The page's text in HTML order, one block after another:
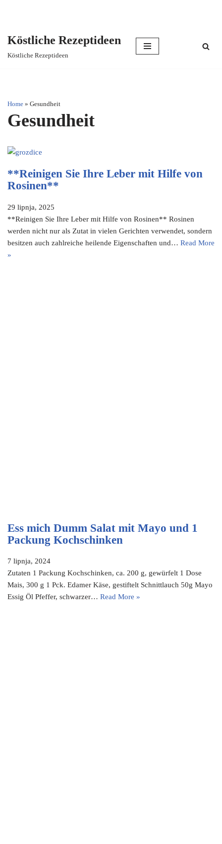
Köstliche Rezeptideen
Köstliche Rezeptideen
Home » Gesundheit
Gesundheit
**Reinigen Sie Ihre Leber mit Hilfe von
Rosinen**
29 lipnja, 2025
**Reinigen Sie Ihre Leber mit Hilfe von Rosinen** Rosinen
werden nicht nur als Zutat in vielen Gerichten verwendet, sondern
besitzen auch zahlreiche heilende Eigenschaften und… Read More
»
Ess mich Dumm Salat mit Mayo und 1
Packung Kochschinken
7 lipnja, 2024
Zutaten 1 Packung Kochschinken, ca. 200 g, gewürfelt 1 Dose
Mais, 300 g 1 Pck. Edamer Käse, gestiftelt Schnittlauch 50g Mayo
Essig Öl Pfeffer, schwarzer… Read More »